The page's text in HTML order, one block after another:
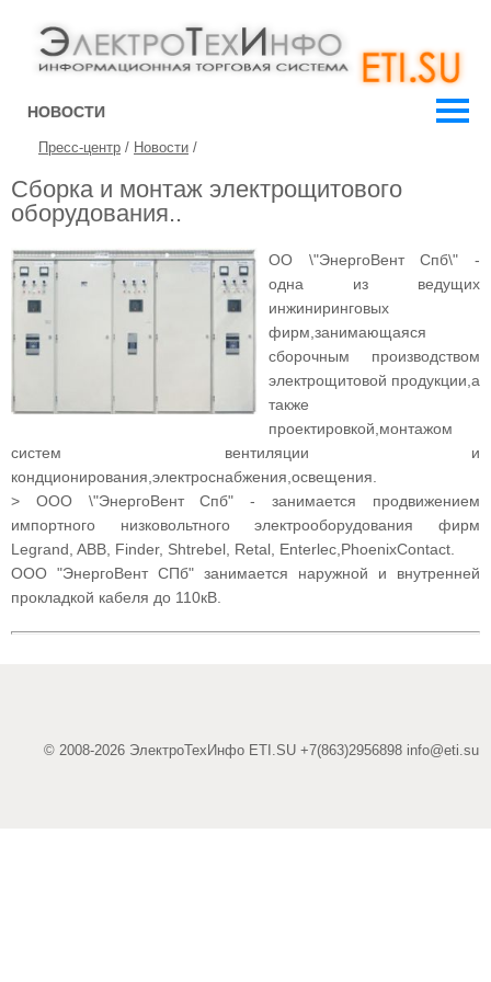
НОВОСТИ
Пресс-центр / Новости /
Сборка и монтаж электрощитового
оборудования..
ОО \"ЭнергоВент Спб\" -
одна из ведущих
инжиниринговых
фирм,занимающаяся
сборочным производством
электрощитовой продукции,а
также
проектировкой,монтажом
систем вентиляции и
кондционирования,электроснабжения,освещения.
> ООО \"ЭнергоВент Спб" - занимается продвижением
импортного низковольтного электрооборудования фирм
Legrand, ABB, Finder, Shtrebel, Retal, Enterlec,PhoenixContact.
ООО "ЭнергоВент СПб" занимается наружной и внутренней
прокладкой кабеля до 110кВ.
© 2008-2026 ЭлектроТехИнфо ETI.SU +7(863)2956898 info@eti.su